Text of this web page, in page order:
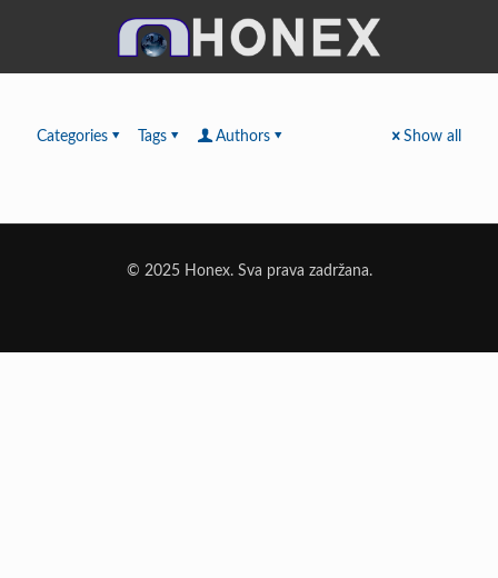
Categories Tags Authors Show all
© 2025 Honex. Sva prava zadržana.